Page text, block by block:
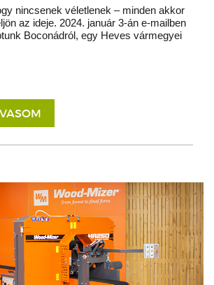
nincsenek véletlenek – minden akkor
az ideje. 2024. január 3-án e-mailben
Boconádról, egy Heves vármegyei